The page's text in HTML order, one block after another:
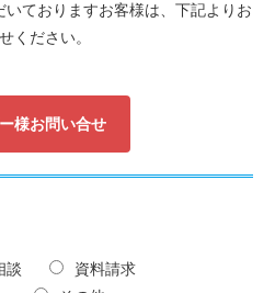
インショップ
ておりますお客様は、下記よりお
ください。
様お問い合せ
談
資料請求